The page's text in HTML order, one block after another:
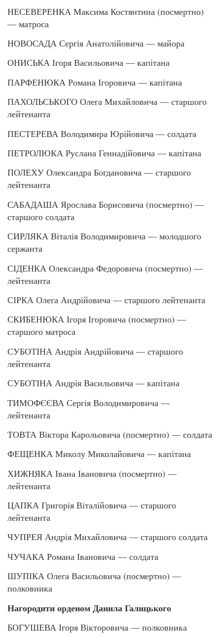
НЕСЕВЕРЕНКА Максима Костянтина (посмертно)
— матроса
НОВОСАДА Сергія Анатолійовича — майора
ОНИСЬКА Ігоря Васильовича — капітана
ПАРФЕНЮКА Романа Ігоровича — капітана
ПАХОЛЬСЬКОГО Олега Михайловича — старшого
лейтенанта
ПЕСТЕРЕВА Володимира Юрійовича — солдата
ПЕТРОЛЮКА Руслана Геннадійовича — капітана
ПОЛЕХУ Олександра Богдановича — старшого
лейтенанта
САБАДАША Ярослава Борисовича (посмертно) —
старшого солдата
СИРЛЯКА Віталія Володимировича — молодшого
сержанта
СІДЕНКА Олександра Федоровича (посмертно) —
лейтенанта
СІРКА Олега Андрійовича — старшого лейтенанта
СКИБЕНЮКА Ігоря Ігоровича (посмертно) —
старшого матроса
СУБОТІНА Андрія Андрійовича — старшого
лейтенанта
СУБОТІНА Андрія Васильовича — капітана
ТИМОФЄЄВА Сергія Володимировича —
лейтенанта
ТОВТА Віктора Карольовича (посмертно) — солдата
ФЕЩЕНКА Миколу Миколайовича — капітана
ХИЖНЯКА Івана Івановича (посмертно) —
лейтенанта
ЦАПКА Григорія Віталійовича — старшого
лейтенанта
ЧУПРЕЯ Андрія Михайловича — старшого солдата
ЧУЧАКА Романа Івановича — солдата
ШУПІКА Олега Васильовича (посмертно) —
полковника
Нагородити орденом Данила Галицького
БОГУШЕВА Ігоря Вікторовича — полковника